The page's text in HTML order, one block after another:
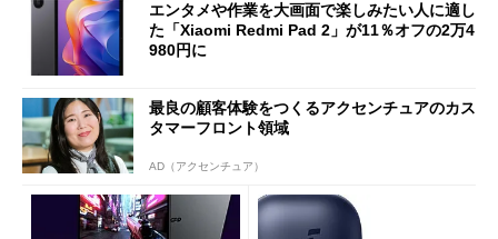
エンタメや作業を大画面で楽しみたい人に適し
た「Xiaomi Redmi Pad 2」が11％オフの2万4
980円に
最良の顧客体験をつくるアクセンチュアのカス
タマーフロント領域
AD（アクセンチュア）